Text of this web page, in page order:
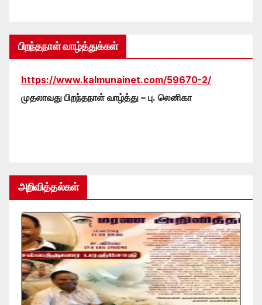
பிறந்தநாள் வாழ்த்துக்கள்
https://www.kalmunainet.com/59670-2/
முதலாவது பிறந்தநாள் வாழ்த்து – பு. லெனிகா
அறிவித்தல்கள்